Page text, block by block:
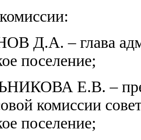
Д.А. – глава
поселение;
Е.В. –
комиссии
поселение;